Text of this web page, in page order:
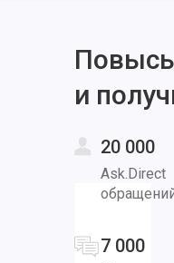
и
20 000
Ask.Direct
7 000